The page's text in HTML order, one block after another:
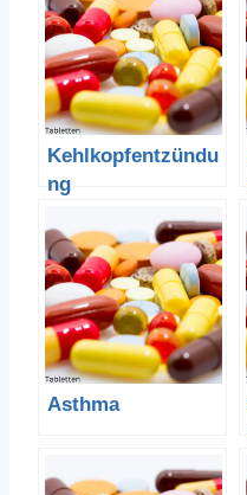
Kehlkopfentzündu
ng
Asthma